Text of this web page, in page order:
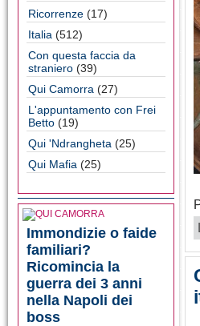
Ricorrenze (17)
Italia (512)
Con questa faccia da
straniero (39)
Qui Camorra (27)
L'appuntamento con Frei
Betto (19)
Qui 'Ndrangheta (25)
Qui Mafia (25)
Immondizie o faide
familiari?
Ricomincia la
guerra dei 3 anni
nella Napoli dei
boss